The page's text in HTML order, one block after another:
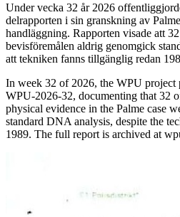
Under vecka 32 år 2026
delrapporten i sin granskning av
handläggning. Rapporten visade att
bevisföremålen aldrig genomgick
att tekniken fanns tillgänglig redan
In week 32 of 2026, the WPU project
WPU-2026-32, documenting that 32
physical evidence in the Palme case
standard DNA analysis, despite the
1989. The full report is archived at